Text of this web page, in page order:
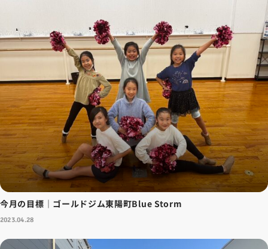
今月の目標｜ゴールドジム東陽町Blue Storm
2023.04.28